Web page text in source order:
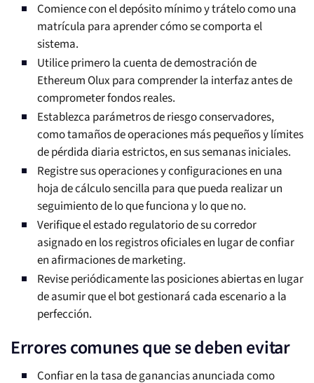
Comience con el depósito mínimo y trátelo como una
matrícula para aprender cómo se comporta el
sistema.
Utilice primero la cuenta de demostración de
Ethereum Olux para comprender la interfaz antes de
comprometer fondos reales.
Establezca parámetros de riesgo conservadores,
como tamaños de operaciones más pequeños y límites
de pérdida diaria estrictos, en sus semanas iniciales.
Registre sus operaciones y configuraciones en una
hoja de cálculo sencilla para que pueda realizar un
seguimiento de lo que funciona y lo que no.
Verifique el estado regulatorio de su corredor
asignado en los registros oficiales en lugar de confiar
en afirmaciones de marketing.
Revise periódicamente las posiciones abiertas en lugar
de asumir que el bot gestionará cada escenario a la
perfección.
Errores comunes que se deben evitar
Confiar en la tasa de ganancias anunciada como